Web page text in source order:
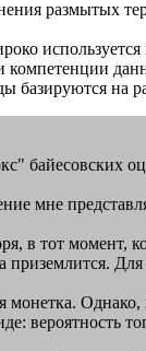
размытых
базируются
байесовских
мне
в тот
вероятность